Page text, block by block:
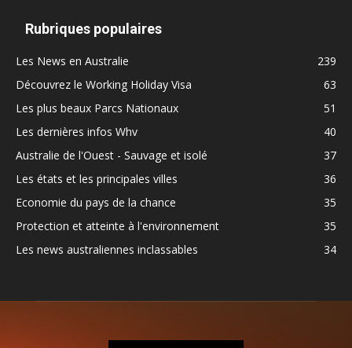
Rubriques populaires
Les News en Australie
239
Découvrez le Working Holiday Visa
63
Les plus beaux Parcs Nationaux
51
Les dernières infos Whv
40
Australie de l'Ouest - Sauvage et isolé
37
Les états et les principales villes
36
Economie du pays de la chance
35
Protection et atteinte à l'environnement
35
Les news australiennes inclassables
34